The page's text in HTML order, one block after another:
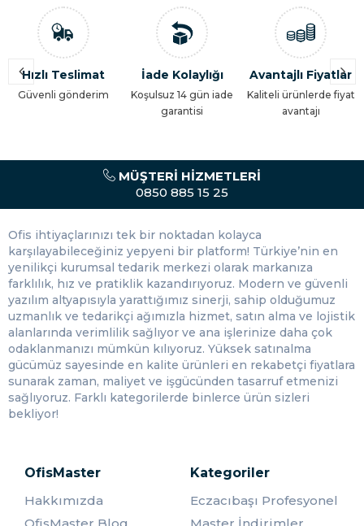
İade Kolaylığı
Koşulsuz 14 gün iade
Avantajlı Fiyatlar
Kaliteli ürünlerde fiyat
avantajı
Zamandan
Tasarruf
Zaman, maliyet ve iş
MÜŞTERI HIZMETLERI
0850 885 15 25
Ofis ihtiyaçlarınızı tek bir noktadan kolayca
karşılayabileceğiniz yepyeni bir platform! Türkiye’nin en
yenilikçi kurumsal tedarik merkezi olarak markanıza
farklılık, hız ve pratiklik kazandırıyoruz. Modern ve güvenli
yazılım altyapısıyla yarattığımız sinerji, sahip olduğumuz
uzmanlık ve tedarikçi ağımızla hizmet, satın alma ve lojistik
alanlarında verimlilik sağlıyor ve ana işlerinize daha çok
odaklanmanızı mümkün kılıyoruz. Yüksek satınalma
gücümüz sayesinde en kalite ürünleri en rekabetçi fiyatlara
sunarak zaman, maliyet ve işgücünden tasarruf etmenizi
sağlıyoruz. Farklı kategorilerde binlerce ürün sizleri
bekliyor!
OfisMaster
Hakkımızda
OfisMaster Blog
Kategoriler
Eczacıbaşı Profesyonel
Master İndirimler